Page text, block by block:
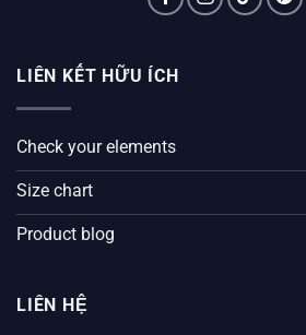
LIÊN KẾT HỮU ÍCH
Check your elements
Size chart
Product blog
LIÊN HỆ